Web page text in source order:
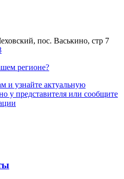
пос. Васькино, стр 7
регионе?
и узнайте актуальную
у представителя или сообщите